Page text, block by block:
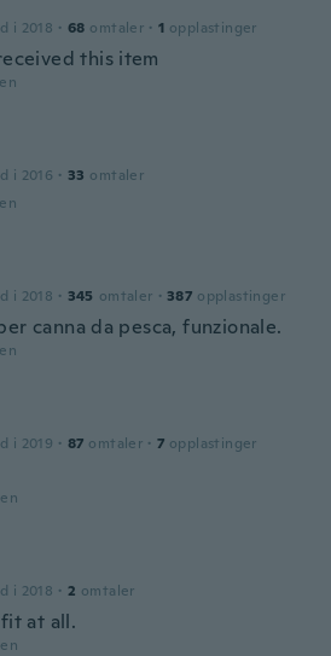
i 2018 · 68 omtaler · 1 opplastinger
this item
i 2016 · 33 omtaler
i 2018 · 345 omtaler · 387 opplastinger
canna da pesca, funzionale.
i 2019 · 87 omtaler · 7 opplastinger
i 2018 · 2 omtaler
at all.